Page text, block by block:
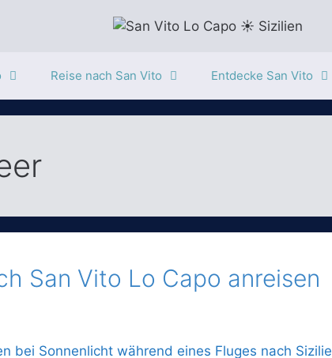
Reise nach San Vito Entdecke San Vito
San Vito Lo Capo anreisen